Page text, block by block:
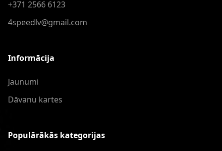
+371 2566 6123
4speedlv@gmail.com
Informācija
Jaunumi
Dāvanu kartes
Populārākās kategorijas